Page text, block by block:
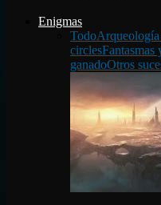
Enigmas
Todo
circlesFantasmas
ganadoOtros